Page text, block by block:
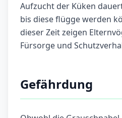
Aufzucht der Küken
bis diese flügge werden
dieser Zeit zeigen
Fürsorge und
Gefährdung